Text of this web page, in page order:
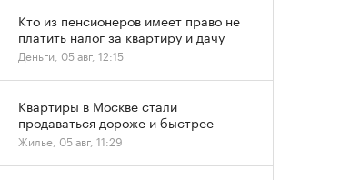
Кто из пенсионеров имеет право не
платить налог за квартиру и дачу
Деньги, 05 авг, 12:15
Квартиры в Москве стали
продаваться дороже и быстрее
Жилье, 05 авг, 11:29